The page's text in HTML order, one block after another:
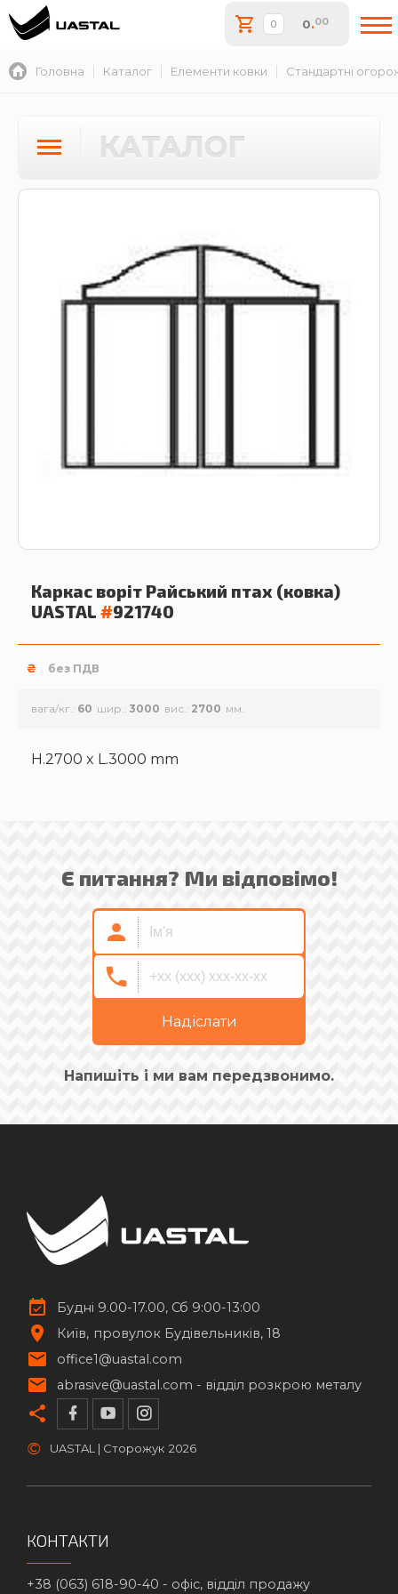
0.00
Головна Каталог Елементи ковки Стандартні
КАТАЛОГ
Каркас воріт Райський птах (ковка)
UASTAL #921740
₴ без ПДВ
вага/кг. 60 шир. 3000 вис. 2700
H.2700 x L.3000 mm
Є питання? Ми відповімо!
Надіслати
Напишіть і ми вам передзвонимо.
Будні 9.00-17.00, Сб 9:00-13:00
Київ
провулок Будівельників, 18
office1@uastal.com
abrasive@uastal.com - відділ розкрою металу
© UASTAL | Сторожук 2026
КОНТАКТИ
+38 (063) 618-90-40 - офіс, відділ продажу